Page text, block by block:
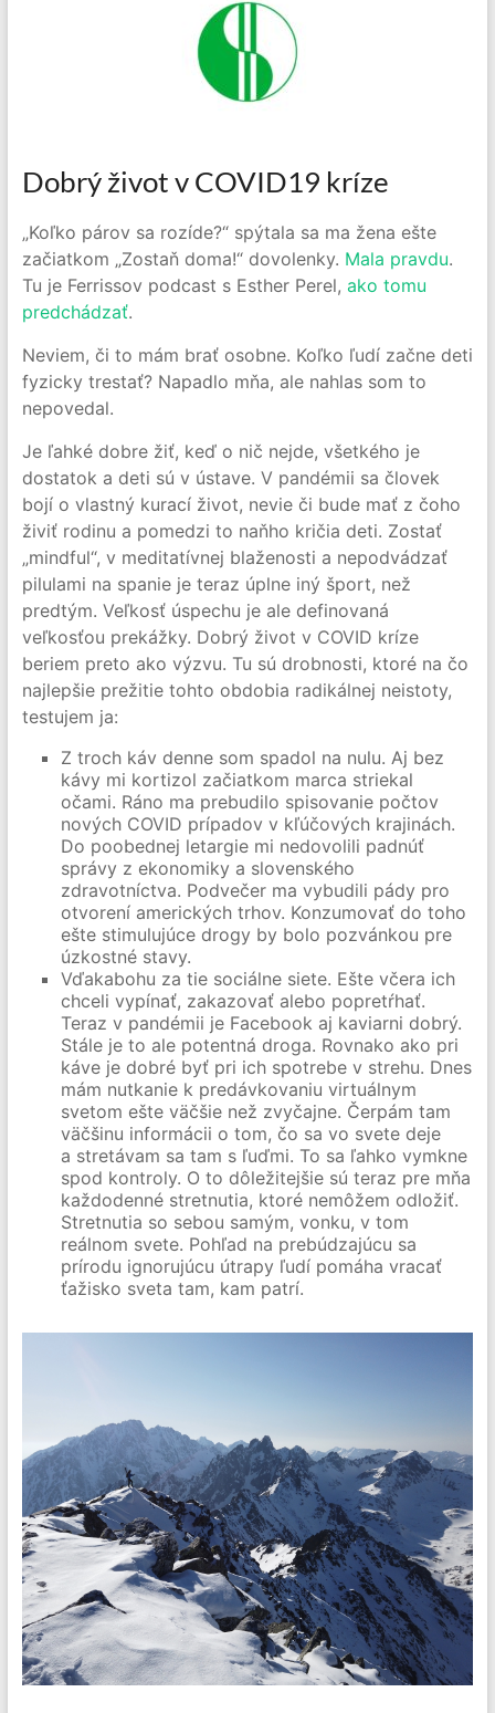
Dobrý život v COVID19 kríze
„Koľko párov sa rozíde?“ spýtala sa ma žena ešte
začiatkom „Zostaň doma!“ dovolenky. Mala pravdu.
Tu je Ferrissov podcast s Esther Perel, ako tomu
predchádzať.
Neviem, či to mám brať osobne. Koľko ľudí začne deti
fyzicky trestať? Napadlo mňa, ale nahlas som to
nepovedal.
Je ľahké dobre žiť, keď o nič nejde, všetkého je
dostatok a deti sú v ústave. V pandémii sa človek
bojí o vlastný kurací život, nevie či bude mať z čoho
živiť rodinu a pomedzi to naňho kričia deti. Zostať
„mindful“, v meditatívnej blaženosti a nepodvádzať
pilulami na spanie je teraz úplne iný šport, než
predtým. Veľkosť úspechu je ale definovaná
veľkosťou prekážky. Dobrý život v COVID kríze
beriem preto ako výzvu. Tu sú drobnosti, ktoré na čo
najlepšie prežitie tohto obdobia radikálnej neistoty,
testujem ja:
Z troch káv denne som spadol na nulu. Aj bez
kávy mi kortizol začiatkom marca striekal
očami. Ráno ma prebudilo spisovanie počtov
nových COVID prípadov v kľúčových krajinách.
Do poobednej letargie mi nedovolili padnúť
správy z ekonomiky a slovenského
zdravotníctva. Podvečer ma vybudili pády pro
otvorení amerických trhov. Konzumovať do toho
ešte stimulujúce drogy by bolo pozvánkou pre
úzkostné stavy.
Vďakabohu za tie sociálne siete. Ešte včera ich
chceli vypínať, zakazovať alebo popretŕhať.
Teraz v pandémii je Facebook aj kaviarni dobrý.
Stále je to ale potentná droga. Rovnako ako pri
káve je dobré byť pri ich spotrebe v strehu. Dnes
mám nutkanie k predávkovaniu virtuálnym
svetom ešte väčšie než zvyčajne. Čerpám tam
väčšinu informácii o tom, čo sa vo svete deje
a stretávam sa tam s ľuďmi. To sa ľahko vymkne
spod kontroly. O to dôležitejšie sú teraz pre mňa
každodenné stretnutia, ktoré nemôžem odložiť.
Stretnutia so sebou samým, vonku, v tom
reálnom svete. Pohľad na prebúdzajúcu sa
prírodu ignorujúcu útrapy ľudí pomáha vracať
ťažisko sveta tam, kam patrí.